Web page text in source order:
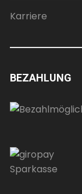
Karriere
BEZAHLUNG